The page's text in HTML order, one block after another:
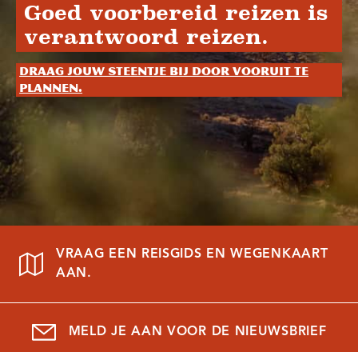
Goed voorbereid reizen is
verantwoord reizen.
Draag jouw steentje bij door vooruit te
plannen.
VRAAG EEN REISGIDS EN WEGENKAART
AAN.
MELD JE AAN VOOR DE NIEUWSBRIEF